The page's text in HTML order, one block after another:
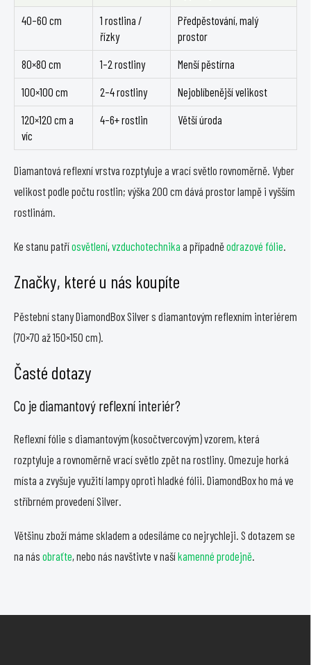
c
y
p
i
s
u
40–60 cm
1 rostlina /
řízky
Předpěstování, malý
prostor
80×80 cm
1–2 rostliny
Menší pěstírna
100×100 cm
2–4 rostliny
Nejoblíbenější velikost
120×120 cm a
víc
4–6+ rostlin Větší úroda
Diamantová reflexní vrstva rozptyluje a vrací světlo rovnoměrně. Vyber
velikost podle počtu rostlin; výška 200 cm dává prostor lampě i vyšším
rostlinám.
Ke stanu patříosvětlení,vzduchotechnika a případněodrazové fólie.
Značky, které u nás koupíte
Pěstební stany DiamondBox Silver s diamantovým reflexním interiérem
(70×70 až 150×150 cm).
Časté dotazy
Co je diamantový reflexní interiér?
Reflexní fólie s diamantovým (kosočtvercovým) vzorem, která
rozptyluje a rovnoměrně vrací světlo zpět na rostliny. Omezuje horká
místa a zvyšuje využití lampy oproti hladké fólii. DiamondBox ho má ve
stříbrném provedení Silver.
Většinu zboží máme skladem a odesíláme co nejrychleji. S dotazem se
na nás obraťte, nebo nás navštivte v našíkamenné prodejně